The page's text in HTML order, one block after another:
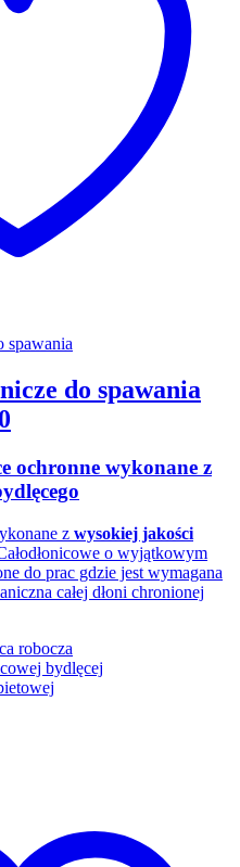
do spawania
ochronne wykonane z
z wysokiej jakości
o wyjątkowym
do prac gdzie jest wymagana
całej dłoni chronionej
robocza
bydlęcej